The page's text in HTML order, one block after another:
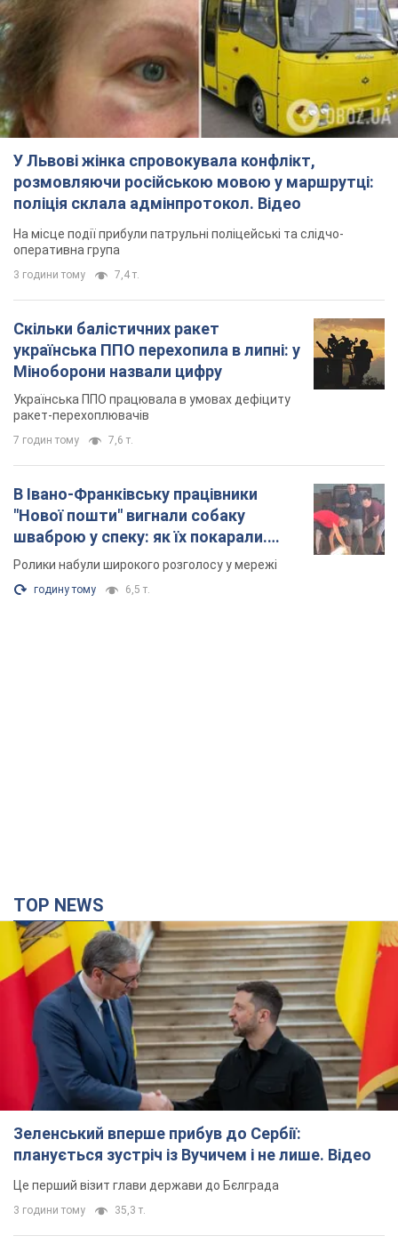
У Львові жінка спровокувала конфлікт,
розмовляючи російською мовою у маршрутці:
поліція склала адмінпротокол. Відео
На місце події прибули патрульні поліцейські та слідчо-
оперативна група
3 години тому 7,4 т.
Скільки балістичних ракет
українська ППО перехопила в липні: у
Міноборони назвали цифру
Українська ППО працювала в умовах дефіциту
ракет-перехоплювачів
7 годин тому 7,6 т.
В Івано-Франківську працівники
"Нової пошти" вигнали собаку
шваброю у спеку: як їх покарали.
Відео
Ролики набули широкого розголосу у мережі
годину тому 6,5 т.
TOP NEWS
Зеленський вперше прибув до Сербії:
планується зустріч із Вучичем і не лише. Відео
Це перший візит глави держави до Бєлграда
3 години тому 35,3 т.